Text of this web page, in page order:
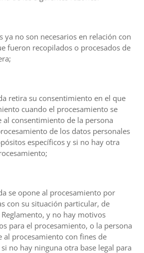
ya no son necesarios en relación con
fueron recopilados o procesados de
retira su consentimiento en el que
cuando el procesamiento se
al consentimiento de la persona
de los datos personales
específicos y si no hay otra
se opone al procesamiento por
con su situación particular, de
y no hay motivos
para el procesamiento, o la persona
al procesamiento con fines de
no hay ninguna otra base legal para